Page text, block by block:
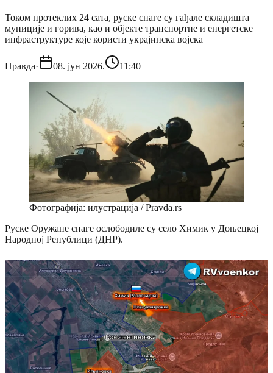
Током протеклих 24 сата, руске снаге су гађале складишта
муниције и горива, као и објекте транспортне и енергетске
инфраструктуре које користи украјинска војска
Правда· 08. јун 2026. 11:40
Фотографија: илустрација / Pravda.rs
Руске Оружане снаге ослободиле су село Химик у Доњецкој
Народној Републици (ДНР).